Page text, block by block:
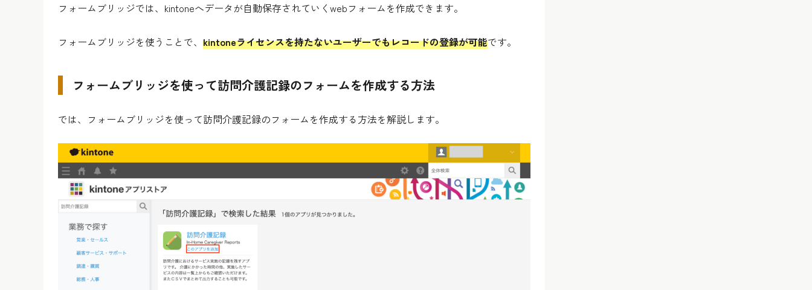
フォームブリッジでは、kintoneへデータが自動保存されていくwebフォームを作成できます。
フォームブリッジを使うことで、 kintoneライセンスを持たないユーザーでもレコードの登録が可能です。
フォームブリッジを使って訪問介護記録のフォームを作成する方法
では、フォームブリッジを使って訪問介護記録のフォームを作成する方法を解説します。